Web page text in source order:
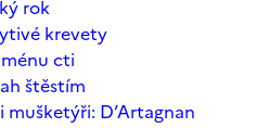
rok
krevety
cti
štěstím
mušketýři: D’Artagnan